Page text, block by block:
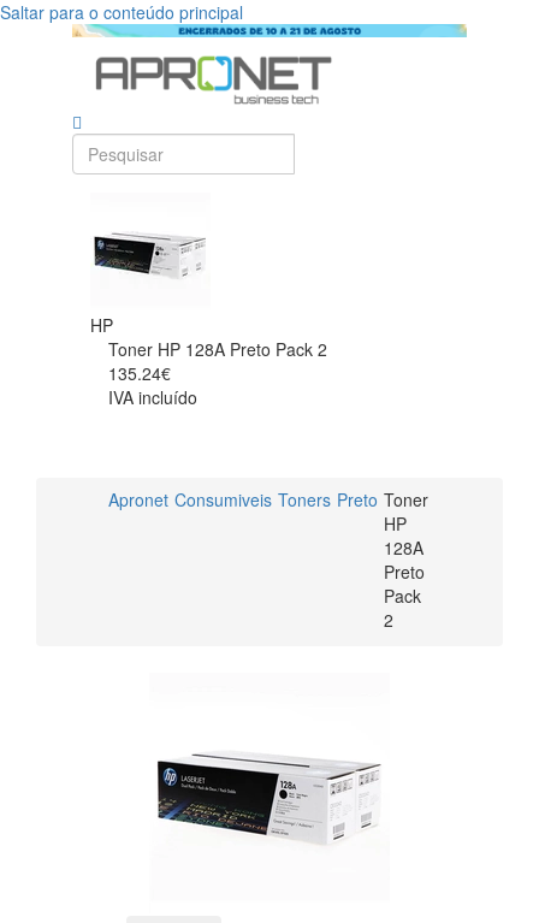
Saltar para o conteúdo principal
HP
Toner HP 128A Preto Pack 2
135.24€
IVA incluído
Apronet Consumiveis Toners Preto Toner
HP
128A
Preto
Pack
2